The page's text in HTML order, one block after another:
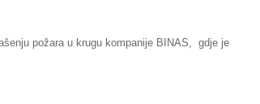
požara u krugu kompanije BINAS, gdje je